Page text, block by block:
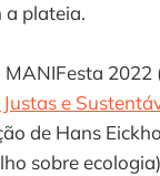
a plateia.
2022
e
de Hans
sobre